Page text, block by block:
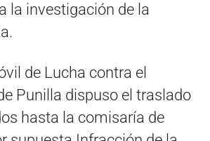
la investigación de la
de Lucha contra el
Punilla dispuso el traslado
hasta la comisaría de